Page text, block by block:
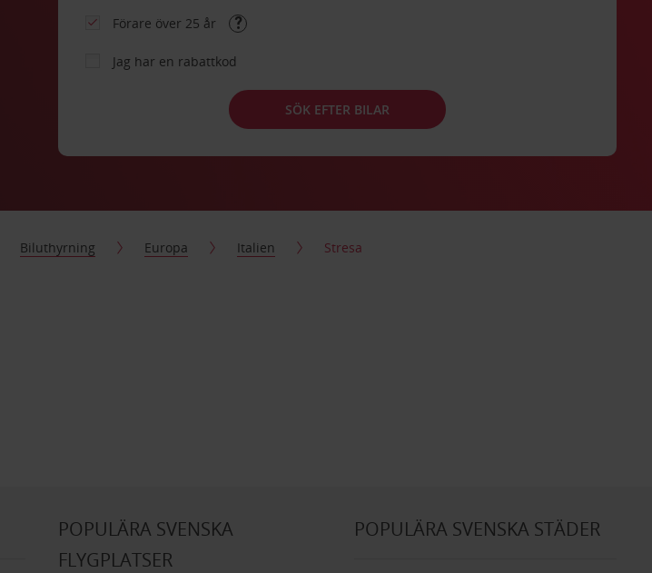
Förare över 25 år
Jag har en rabattkod
SÖK EFTER BILAR
Biluthyrning Europa Italien Stresa
POPULÄRA SVENSKA
FLYGPLATSER
POPULÄRA SVENSKA STÄDER